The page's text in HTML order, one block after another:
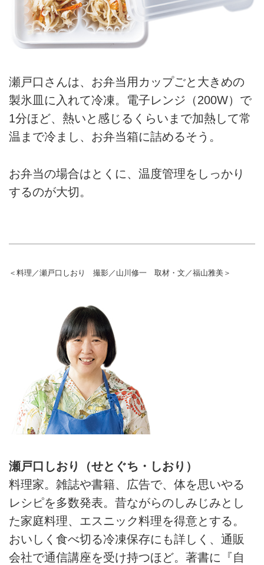
瀬戸口さんは、お弁当用カップごと大きめの
製氷皿に入れて冷凍。電子レンジ（200W）で
1分ほど、熱いと感じるくらいまで加熱して常
温まで冷まし、お弁当箱に詰めるそう。
お弁当の場合はとくに、温度管理をしっかり
するのが大切。
＜料理／瀬戸口しおり 撮影／山川修一 取材・文／福山雅美＞
瀬戸口しおり（せとぐち・しおり）
料理家。雑誌や書籍、広告で、体を思いやる
レシピを多数発表。昔ながらのしみじみとし
た家庭料理、エスニック料理を得意とする。
おいしく食べ切る冷凍保存にも詳しく、通販
会社で通信講座を受け持つほど。著書に『自